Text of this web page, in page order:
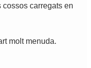
cossos carregats en
molt menuda.